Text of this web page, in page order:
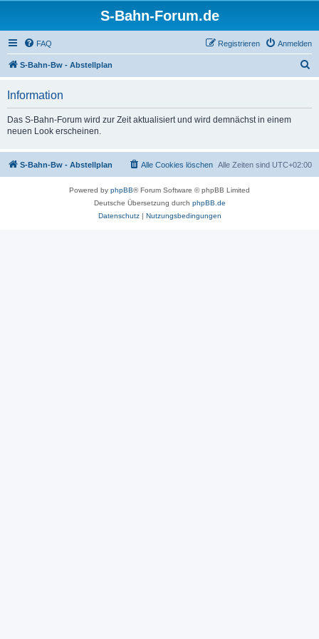
S-Bahn-Forum.de
FAQ Anmelden
Registrieren
S-Bahn-Bw - Abstellplan
Information
Das S-Bahn-Forum wird zur Zeit aktualisiert und wird demnächst in einem
neuen Look erscheinen.
S-Bahn-Bw - Abstellplan Alle Zeiten sind UTC+02:00
Alle Cookies löschen
Powered by phpBB® Forum Software © phpBB Limited
Deutsche Übersetzung durch phpBB.de
Datenschutz| Nutzungsbedingungen